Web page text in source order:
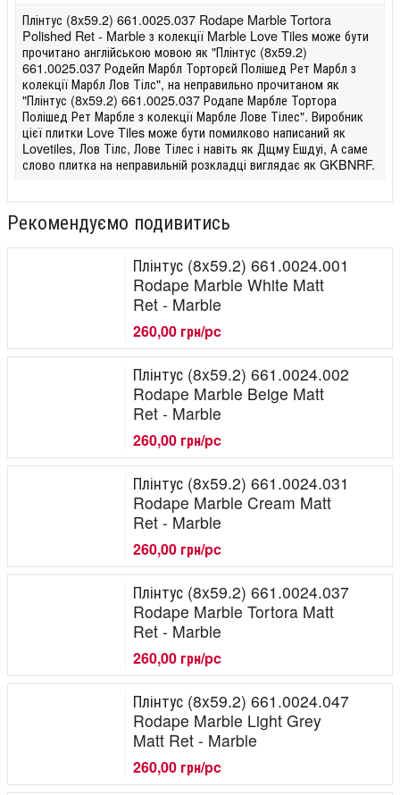
Плінтус (8x59.2) 661.0025.037 Rodape Marble Tortora
Polished Ret - Marble з колекції Marble Love Tiles може бути
прочитано англійською мовою як "Плінтус (8x59.2)
661.0025.037 Родейп Марбл Торторєй Полішед Рет Марбл з
колекції Марбл Лов Тілс", на неправильно прочитаном як
"Плінтус (8x59.2) 661.0025.037 Родапе Марбле Тортора
Полішед Рет Марбле з колекції Марбле Лове Тілес". Виробник
цієї плитки Love Tiles може бути помилково написаний як
Lovetiles, Лов Тілс, Лове Тілес і навіть як Дщму Ешдуі, А саме
слово плитка на неправильній розкладці виглядає як GKBNRF.
Рекомендуємо подивитись
Плінтус (8x59.2) 661.0024.001
Rodape Marble White Matt
Ret - Marble
260,00 грн/pc
Плінтус (8x59.2) 661.0024.002
Rodape Marble Beige Matt
Ret - Marble
260,00 грн/pc
Плінтус (8x59.2) 661.0024.031
Rodape Marble Cream Matt
Ret - Marble
260,00 грн/pc
Плінтус (8x59.2) 661.0024.037
Rodape Marble Tortora Matt
Ret - Marble
260,00 грн/pc
Плінтус (8x59.2) 661.0024.047
Rodape Marble Light Grey
Matt Ret - Marble
260,00 грн/pc